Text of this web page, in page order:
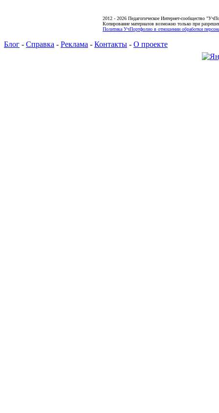
2012 - 2026 Педагогическое Интернет-сообщество
Копирование материалов возможно только при
Политика УчПортфолио в отношении обработки
Блог - Справка - Реклама - Контакты - О проекте